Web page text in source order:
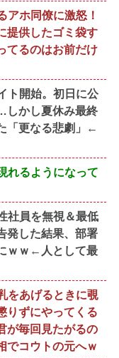
アホ同僚に激怒！
提供したゴミ袋す
てるのはお前だけ
ト開始。初日に公
しかし夏休み最終
「更なる悲劇」←
れるようになって
社員を無視＆最低
発した結果、部署
ｗｗ←人として最
をあげるときに覗
りずにやってくる
が毎回見たがるの
でコウトの元へｗ